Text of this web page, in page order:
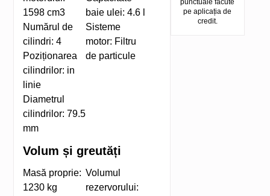
1598 cm3
Numărul de
cilindri:4
Poziționarea
cilindrilor: in
linie
Diametrul
cilindrilor:79.5
mm
baie ulei:4.6 l
Sisteme
motor: Filtru
de particule
Volum și greutăți
Masă proprie:
1230 kg
Volumul
rezervorului:
punctuale făcute
pe aplicația de
credit.